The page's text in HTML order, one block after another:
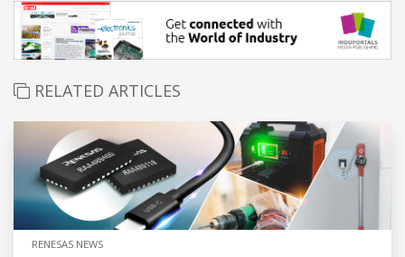
RELATED ARTICLES
RENESAS NEWS